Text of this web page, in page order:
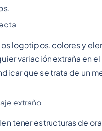
logotipos, colores y
variación extraña en
que se trata de un
extraño
tener estructuras de